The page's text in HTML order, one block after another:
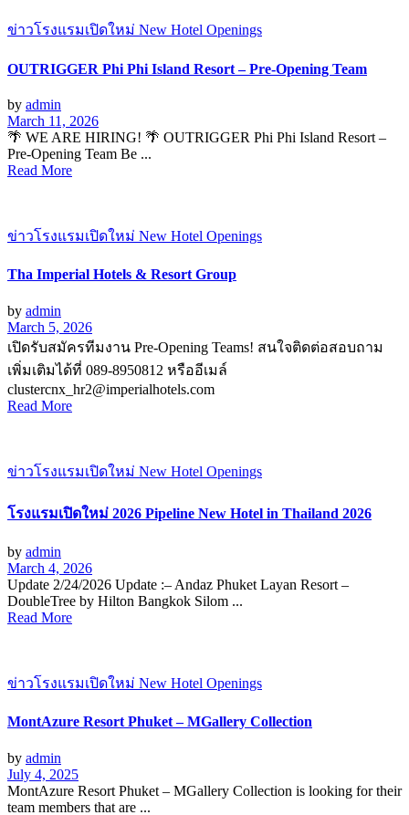
ข่าวโรงแรมเปิดใหม่ New Hotel Openings
OUTRIGGER Phi Phi Island Resort – Pre-Opening Team
by admin
March 11, 2026
🌴 WE ARE HIRING! 🌴 OUTRIGGER Phi Phi Island Resort –
Pre-Opening Team Be ...
Read More
ข่าวโรงแรมเปิดใหม่ New Hotel Openings
Tha Imperial Hotels & Resort Group
by admin
March 5, 2026
เปิดรับสมัครทีมงาน Pre-Opening Teams! สนใจติดต่อสอบถาม
เพิ่มเติมได้ที่ 089-8950812 หรืออีเมล์
clustercnx_hr2@imperialhotels.com
Read More
ข่าวโรงแรมเปิดใหม่ New Hotel Openings
โรงแรมเปิดใหม่ 2026 Pipeline New Hotel in Thailand 2026
by admin
March 4, 2026
Update 2/24/2026 Update :– Andaz Phuket Layan Resort –
DoubleTree by Hilton Bangkok Silom ...
Read More
ข่าวโรงแรมเปิดใหม่ New Hotel Openings
MontAzure Resort Phuket – MGallery Collection
by admin
July 4, 2025
MontAzure Resort Phuket – MGallery Collection is looking for their
team members that are ...